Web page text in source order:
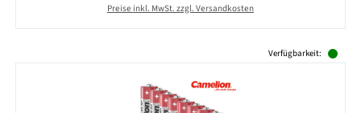
Preise inkl. MwSt. zzgl. Versandkosten
Verfügbarkeit: